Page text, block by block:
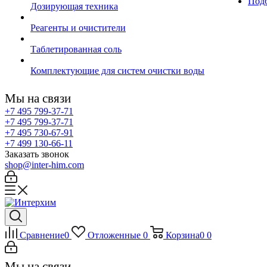
Дозирующая техника
Реагенты и очистители
Таблетированная соль
Комплектующие для систем очистки воды
Мы на связи
+7 495 799-37-71
+7 495 799-37-71
+7 495 730-67-91
+7 499 130-66-11
Заказать звонок
shop@inter-him.com
Сравнение0 Отложенные 0 Корзина0 0